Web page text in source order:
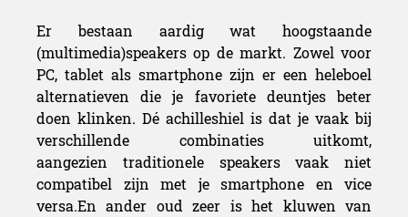
Er bestaan aardig wat hoogstaande
(multimedia)speakers op de markt. Zowel voor
PC, tablet als smartphone zijn er een heleboel
alternatieven die je favoriete deuntjes beter
doen klinken. Dé achilleshiel is dat je vaak bij
verschillende combinaties uitkomt,
aangezien traditionele speakers vaak niet
compatibel zijn met je smartphone en vice
versa.En ander oud zeer is het kluwen van